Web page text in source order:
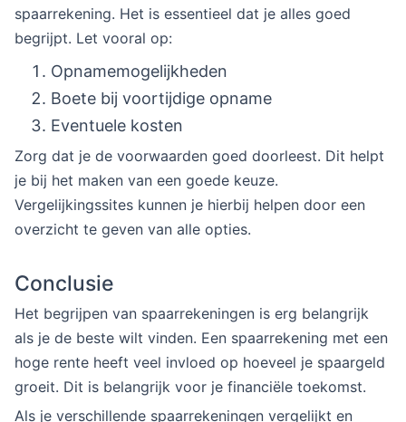
spaarrekening. Het is essentieel dat je alles goed
begrijpt. Let vooral op:
Opnamemogelijkheden
Boete bij voortijdige opname
Eventuele kosten
Zorg dat je de voorwaarden goed doorleest. Dit helpt
je bij het maken van een goede keuze.
Vergelijkingssites kunnen je hierbij helpen door een
overzicht te geven van alle opties.
Conclusie
Het begrijpen van spaarrekeningen is erg belangrijk
als je de beste wilt vinden. Een spaarrekening met een
hoge rente heeft veel invloed op hoeveel je spaargeld
groeit. Dit is belangrijk voor je financiële toekomst.
Als je verschillende spaarrekeningen vergelijkt en